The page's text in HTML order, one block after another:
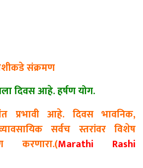
संक्रमण
दिवस आहे. हर्षण योग.
प्रभावी आहे. दिवस भावनिक,
सर्वच स्तरांवर विशेष
करणारा.(Marathi Rashi